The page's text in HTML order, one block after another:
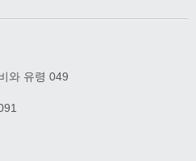
와 유령 049